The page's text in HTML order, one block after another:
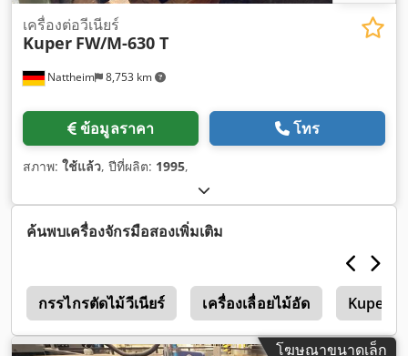
Nattheim 8,753 km
เครื่องต่อวีเนียร์
Kuper FW/M-630 T
ข้อมูลราคา โทร
สภาพ: ใช้แล้ว, ปีที่ผลิต: 1995,
ค้นพบเครื่องจักรมือสองเพิ่มเติม
กรรไกรตัดไม้วีเนียร์ เครื่องเลื่อยไม้อัด Kuper
โฆษณาขนาดเล็ก